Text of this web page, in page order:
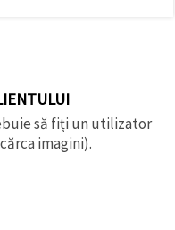
să fiți un utilizator
imagini).